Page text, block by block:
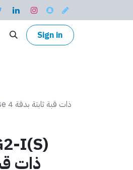
Sign in
I(S)